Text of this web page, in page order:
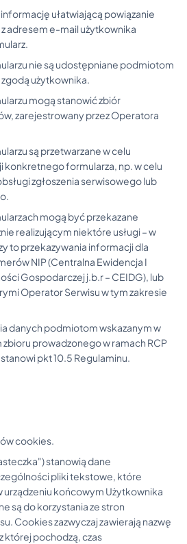
ułatwiającą powiązanie
adresem e-mail użytkownika
nie są udostępniane podmiotom
zgodą użytkownika.
mogą stanowić zbiór
zarejestrowany przez Operatora
są przetwarzane w celu
konkretnego formularza, np. w celu
zgłoszenia serwisowego lub
mogą być przekazane
realizującym niektóre usługi – w
to przekazywania informacji dla
NIP (Centralna Ewidencja I
Gospodarczej j.b.r – CEIDG), lub
Operator Serwisu w tym zakresie
danych podmiotom wskazanym w
prowadzonego w ramach RCP
pkt 10.5 Regulaminu.
cookies.
stanowią dane
pliki tekstowe, które
urządzeniu końcowym Użytkownika
są do korzystania ze stron
Cookies zazwyczaj zawierają nazwę
której pochodzą, czas